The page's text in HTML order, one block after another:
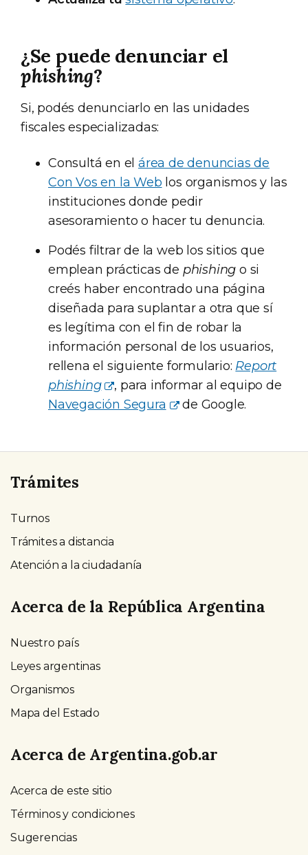
¿Se puede denunciar el
phishing?
Si, podés denunciarlo en las unidades
fiscales especializadas:
Consultá en elárea de denuncias de
Con Vos en la Web los organismos y las
instituciones donde pedir
asesoramiento o hacer tu denuncia.
Podés filtrar de la web los sitios que
emplean prácticas de phishing o si
creés haber encontrado una página
diseñada para suplantar a otra que sí
es legítima con el fin de robar la
información personal de los usuarios,
rellena el siguiente formulario: Report
phishing
, para informar al equipo de
Navegación Segura
de Google.
Trámites
Turnos
Trámites a distancia
Atención a la ciudadanía
Acerca de la República Argentina
Nuestro país
Leyes argentinas
Organismos
Mapa del Estado
Acerca de Argentina.gob.ar
Acerca de este sitio
Términos y condiciones
Sugerencias